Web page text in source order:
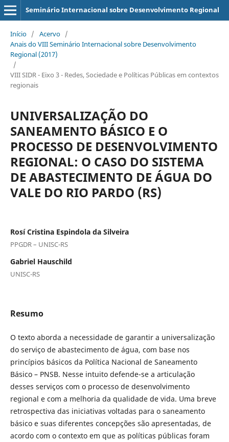
Seminário Internacional sobre Desenvolvimento Regional
Início / Acervo /
Anais do VIII Seminário Internacional sobre Desenvolvimento
Regional (2017)
/
VIII SIDR - Eixo 3 - Redes, Sociedade e Políticas Públicas em contextos
regionais
UNIVERSALIZAÇÃO DO
SANEAMENTO BÁSICO E O
PROCESSO DE DESENVOLVIMENTO
REGIONAL: O CASO DO SISTEMA
DE ABASTECIMENTO DE ÁGUA DO
VALE DO RIO PARDO (RS)
Rosí Cristina Espindola da Silveira
PPGDR – UNISC-RS
Gabriel Hauschild
UNISC-RS
Resumo
O texto aborda a necessidade de garantir a universalização
do serviço de abastecimento de água, com base nos
princípios básicos da Política Nacional de Saneamento
Básico – PNSB. Nesse intuito defende-se a articulação
desses serviços com o processo de desenvolvimento
regional e com a melhoria da qualidade de vida. Uma breve
retrospectiva das iniciativas voltadas para o saneamento
básico e suas diferentes concepções são apresentadas, de
acordo com o contexto em que as políticas públicas foram